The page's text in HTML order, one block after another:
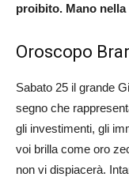
proibito. Mano
Oroscopo
Sabato 25 il grande
segno che
gli investimenti, gli
voi brilla come oro
non vi dispiacerà.